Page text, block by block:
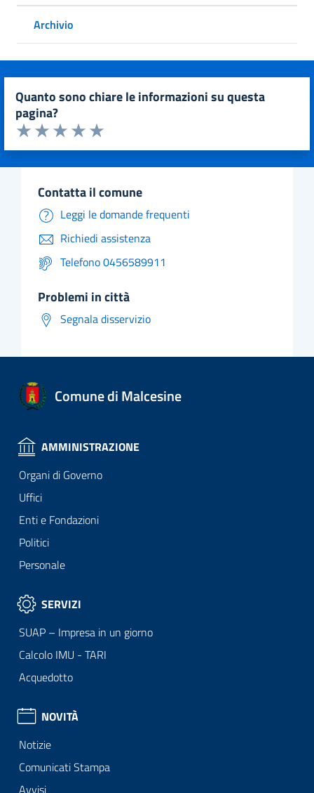
Archivio
quanto sono chiare le informazioni su questa
pagina?
Valuta da 1 a 5 stelle la pagina
Valuta 5 stelle su 5
Valuta 4 stelle su 5
Valuta 3 stelle su 5
Valuta 2 stelle su 5
Valuta 1 stelle su 5
contatta il comune
Leggi le domande frequenti
Richiedi assistenza
Telefono 0456589911
problemi in città
Segnala disservizio
Comune di Malcesine
AMMINISTRAZIONE
Organi di Governo
Uffici
Enti e Fondazioni
Politici
Personale
SERVIZI
SUAP – Impresa in un giorno
Calcolo IMU - TARI
Acquedotto
NOVITÀ
Notizie
Comunicati Stampa
Avvisi